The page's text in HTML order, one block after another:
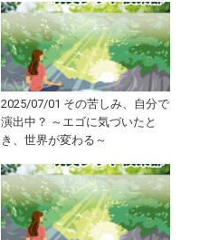
2025/07/01 その苦しみ、自分で
演出中？ ～エゴに気づいたと
き、世界が変わる～